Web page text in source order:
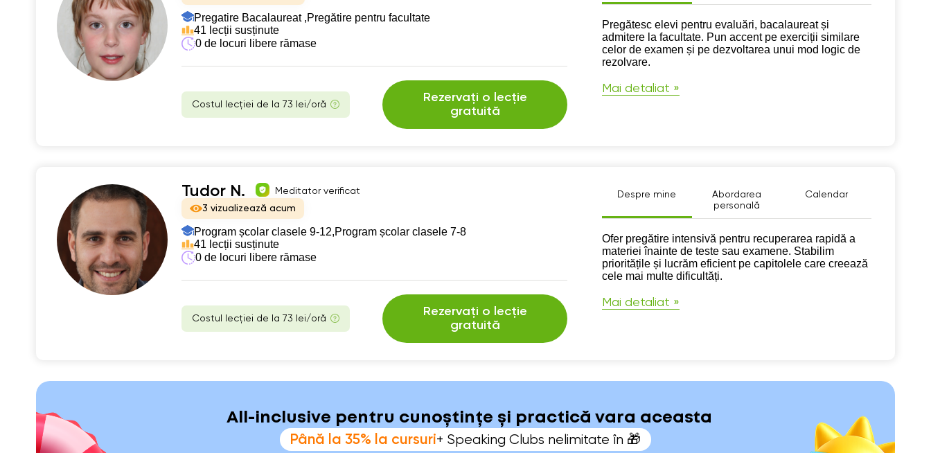
Pregatire Bacalaureat ,Pregătire pentru facultate
41 lecții susținute
0 de locuri libere rămase
Costul lecției de la 73 lei/oră
Rezervați o lecție
gratuită
Despre mine
Pregătesc elevi pentru evaluări, bacalaureat și
admitere la facultate. Pun accent pe exerciții similare
celor de examen și pe dezvoltarea unui mod logic de
rezolvare.
Mai detaliat »
Tudor N.
Meditator verificat
3 vizualizează acum
Program școlar clasele 9-12,Program școlar clasele 7-8
41 lecții susținute
0 de locuri libere rămase
Costul lecției de la 73 lei/oră
Rezervați o lecție
gratuită
Despre mine
Abordarea
personală
Calendar
Despre mine
Ofer pregătire intensivă pentru recuperarea rapidă a
materiei înainte de teste sau examene. Stabilim
prioritățile și lucrăm eficient pe capitolele care creează
cele mai multe dificultăți.
Mai detaliat »
All-inclusive pentru cunoștințe și practică vara aceasta
Până la 35% la cursuri+ Speaking Clubs nelimitate în 🎁